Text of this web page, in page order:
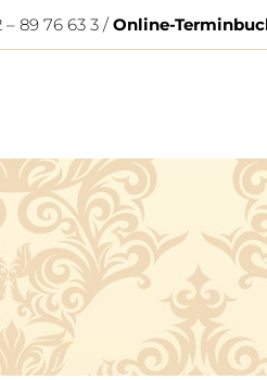
– 89 76 63 3 /Online-